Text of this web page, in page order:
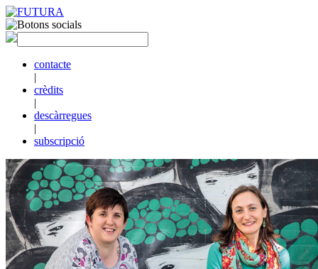
contacte
|
crèdits
|
descàrregues
|
subscripció